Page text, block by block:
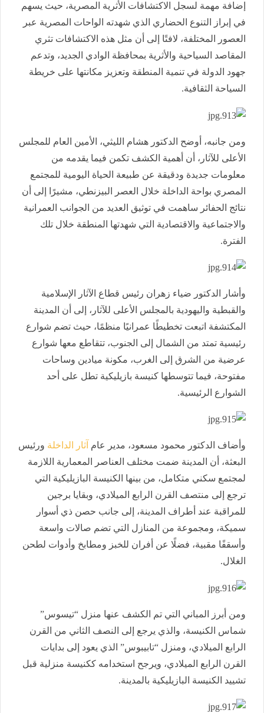
إضافة مهمة لسجل الاكتشافات الأثرية المصرية، حيث يسهم
في إبراز التنوع الحضاري الذي شهدته الواحات المصرية عبر
العصور المختلفة، لافتًا إلى أن مثل هذه الاكتشافات تثري
المقاصد السياحية والأثرية بمحافظة الوادي الجديد، وتدعم
جهود الدولة في تنمية المنطقة وتعزيز مكانتها على خريطة
السياحة الثقافية.
ومن جانبه، أوضح الدكتور هشام الليثي، الأمين العام للمجلس
الأعلى للآثار، أن أهمية الكشف تكمن فيما يقدمه من
معلومات جديدة ودقيقة عن طبيعة الحياة اليومية للمجتمع
المصري بواحة الداخلة خلال العصر البيزنطي، مشيرًا إلى أن
نتائج الحفائر ساهمت في توثيق العديد من الجوانب العمرانية
والاجتماعية والاقتصادية التي شهدتها المنطقة خلال تلك
الفترة.
وأشار الدكتور ضياء زهران رئيس قطاع الآثار الإسلامية
والقبطية واليهودية بالمجلس الأعلى للآثار، إلى أن المدينة
المكتشفة اتبعت تخطيطًا عمرانيًا منظمًا، حيث تضم شوارع
رئيسية تمتد من الشمال إلى الجنوب، تتقاطع معها شوارع
عرضية من الشرق إلى الغرب، مكونة ميادين وساحات
مفتوحة، فيما تتوسطها كنيسة بازيليكية تطل على أحد
الشوارع الرئيسية.
وأضاف الدكتور محمود مسعود، مدير عام آثار الداخلة ورئيس
البعثة، أن المدينة ضمت مختلف العناصر المعمارية اللازمة
لمجتمع سكني متكامل، من بينها الكنيسة البازيليكية التي
ترجع إلى منتصف القرن الرابع الميلادي، وبقايا برجين
للمراقبة عند أطراف المدينة، إلى جانب حصن ذي أسوار
سميكة، ومجموعة من المنازل التي تضم صالات واسعة
وأسقفًا مقبية، فضلًا عن أفران للخبز ومطابخ وأدوات لطحن
الغلال.
ومن أبرز المباني التي تم الكشف عنها منزل “تيسوس”
شماس الكنيسة، والذي يرجع إلى النصف الثاني من القرن
الرابع الميلادي، ومنزل “تابيبوس” الذي يعود إلى بدايات
القرن الرابع الميلادي، ويرجح استخدامه ككنيسة منزلية قبل
تشييد الكنيسة البازيليكية بالمدينة.